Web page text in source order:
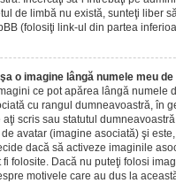
de limbă nu există, sunteţi liber
(folosiţi link-ul din partea
o imagine lângă numele meu
ce pot apărea lângă numele
cu rangul dumneavoastră, în
aţi scris sau statutul
avatar (imagine asociată) şi
dacă să activeze imaginile
fi folosite. Dacă nu puteţi folosi
motivele care au dus la